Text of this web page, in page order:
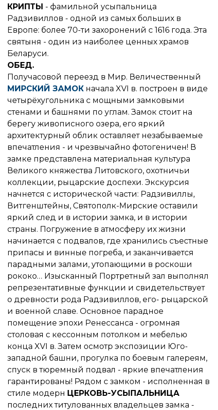
КРИПТЫ - фамильной усыпальница
Радзивиллов - одной из самых больших в
Европе: более 70-ти захоронений с 1616 года. Эта
святыня - один из наиболее ценных храмов
Беларуси.
ОБЕД.
Получасовой переезд в Мир. Величественный
МИРСКИЙ ЗАМОК начала XVI в. построен в виде
четырёхугольника с мощными замковыми
стенами и башнями по углам. Замок стоит на
берегу живописного озера, его яркий
архитектурный облик оставляет незабываемые
впечатления - и чрезвычайно фотогеничен! В
замке представлена материальная культура
Великого княжества Литовского, охотничьи
коллекции, рыцарские доспехи. Экскурсия
начнется с исторической части: Радзивиллы,
Витгенштейны, Святополк-Мирские оставили
яркий след и в истории замка, и в истории
страны. Погружение в атмосферу их жизни
начинается с подвалов, где хранились съестные
припасы и винные погреба, и заканчивается
парадными залами, утопающими в роскоши
рококо… Изысканный Портретный зал выполнял
репрезентативные функции и свидетельствует
о древности рода Радзивиллов, его- рыцарской
и военной славе. Основное парадное
помещение эпохи Ренессанса - огромная
столовая с кессонным потолком и мебелью
конца XVI в. Затем осмотр экспозиции Юго-
западной башни, прогулка по боевым галереям,
спуск в тюремный подвал - яркие впечатления
гарантированы! Рядом с замком - исполненная в
стиле модерн ЦЕРКОВЬ-УСЫПАЛЬНИЦА
последних титулованных владельцев замка -